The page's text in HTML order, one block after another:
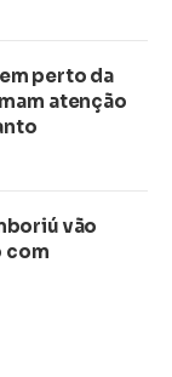
perto da
atenção
vão
com